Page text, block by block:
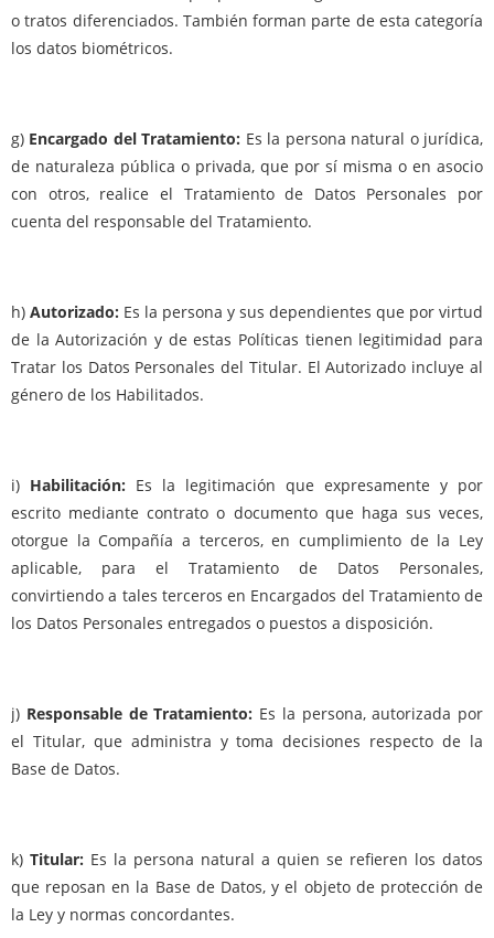
o tratos diferenciados. También forman parte de esta categoría
los datos biométricos.
g) Encargado del Tratamiento: Es la persona natural o jurídica,
de naturaleza pública o privada, que por sí misma o en asocio
con otros, realice el Tratamiento de Datos Personales por
cuenta del responsable del Tratamiento.
h) Autorizado: Es la persona y sus dependientes que por virtud
de la Autorización y de estas Políticas tienen legitimidad para
Tratar los Datos Personales del Titular. El Autorizado incluye al
género de los Habilitados.
i) Habilitación: Es la legitimación que expresamente y por
escrito mediante contrato o documento que haga sus veces,
otorgue la Compañía a terceros, en cumplimiento de la Ley
aplicable, para el Tratamiento de Datos Personales,
convirtiendo a tales terceros en Encargados del Tratamiento de
los Datos Personales entregados o puestos a disposición.
j) Responsable de Tratamiento: Es la persona, autorizada por
el Titular, que administra y toma decisiones respecto de la
Base de Datos.
k) Titular: Es la persona natural a quien se refieren los datos
que reposan en la Base de Datos, y el objeto de protección de
la Ley y normas concordantes.